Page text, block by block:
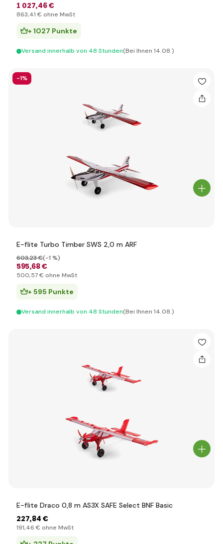
1 027,46 €
863,41 € ohne MwSt
+ 1027 Punkte
Versand innerhalb von 48 Stunden(Bei Ihnen 14.08.)
-1%
E-flite Turbo Timber SWS 2,0 m ARF
595,68 €
603,23 €(-1 %)
500,57 € ohne MwSt
+ 595 Punkte
Versand innerhalb von 48 Stunden(Bei Ihnen 14.08.)
E-flite Draco 0,8 m AS3X SAFE Select BNF Basic
227,84 €
191,46 € ohne MwSt